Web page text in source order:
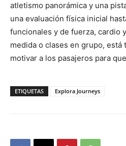
atletismo panorámica y una
una evaluación física inicial
funcionales y de fuerza, cardio
medida o clases en grupo, está
motivar a los pasajeros para
ETIQUETAS Explora Journeys